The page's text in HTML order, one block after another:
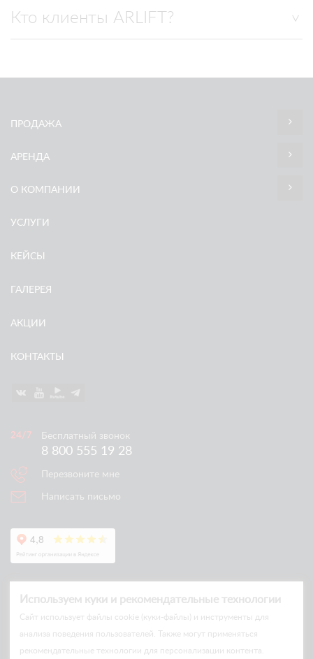
Кто клиенты ARLIFT?
ПРОДАЖА
АРЕНДА
О КОМПАНИИ
УСЛУГИ
КЕЙСЫ
ГАЛЕРЕЯ
АКЦИИ
КОНТАКТЫ
Бесплатный звонок
8 800 555 19 28
Перезвоните мне
Написать письмо
Используем куки и рекомендательные технологии
Cайт использует файлы cookie (куки-файлы) и инструменты для
анализа поведения пользователей. Также могут применяться
рекомендательные технологии для персонализации контента.